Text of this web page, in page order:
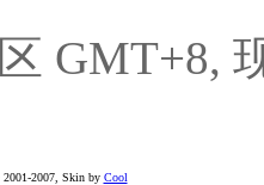
GMT+8,
2007, Skin by Cool